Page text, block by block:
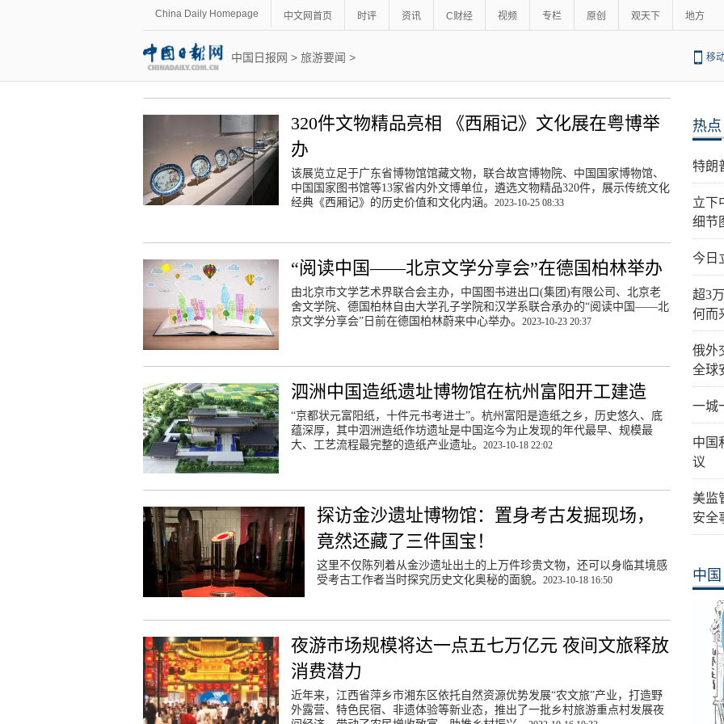
China Daily Homepage 中文网首页 时评 资讯 C财经 视频 专栏 原创 观天下 地方
中国日报网 > 旅游要闻 > 移
320件文物精品亮相 《西厢记》文化展在粤博举
办
该展览立足于广东省博物馆馆藏文物，联合故宫博物院、中国国家博物馆、
中国国家图书馆等13家省内外文博单位，遴选文物精品320件，展示传统文化
经典《西厢记》的历史价值和文化内涵。 2023-10-25 08:33
“阅读中国——北京文学分享会”在德国柏林举办
由北京市文学艺术界联合会主办，中国图书进出口(集团)有限公司、北京老
舍文学院、德国柏林自由大学孔子学院和汉学系联合承办的“阅读中国——北
京文学分享会”日前在德国柏林蔚来中心举办。 2023-10-23 20:37
泗洲中国造纸遗址博物馆在杭州富阳开工建造
“京都状元富阳纸，十件元书考进士”。杭州富阳是造纸之乡，历史悠久、底
蕴深厚，其中泗洲造纸作坊遗址是中国迄今为止发现的年代最早、规模最
大、工艺流程最完整的造纸产业遗址。 2023-10-18 22:02
探访金沙遗址博物馆：置身考古发掘现场，
竟然还藏了三件国宝！
这里不仅陈列着从金沙遗址出土的上万件珍贵文物，还可以身临其境感
受考古工作者当时探究历史文化奥秘的面貌。 2023-10-18 16:50
夜游市场规模将达一点五七万亿元 夜间文旅释放
消费潜力
近年来，江西省萍乡市湘东区依托自然资源优势发展“农文旅”产业，打造野
外露营、特色民宿、非遗体验等新业态，推出了一批乡村旅游重点村发展夜
热点
特朗
立下
细节
今日
超3
何而
俄外
全球
一城
中国
议
美监
安全
中